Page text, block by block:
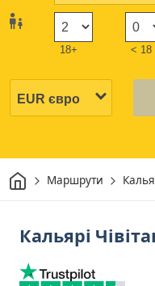
18+ < 18
Дім Маршрути
Кальярі